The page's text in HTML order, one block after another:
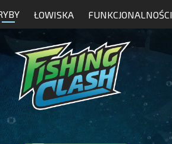
ŁOWISKA FUNKCJONALNOŚCI